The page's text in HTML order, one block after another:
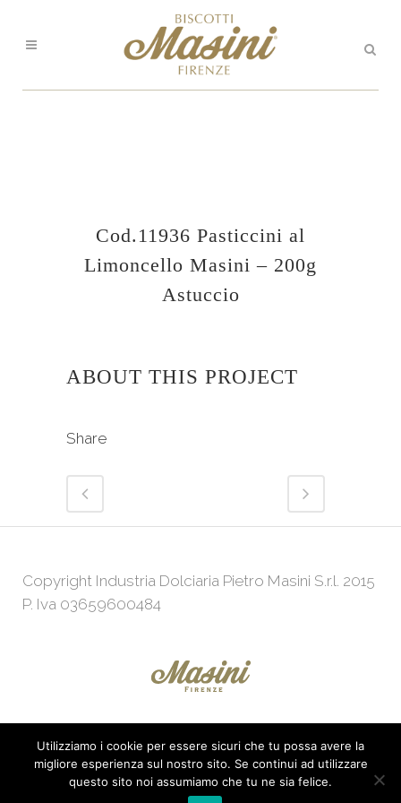
Cod.11936 Pasticcini al
Limoncello Masini – 200g
Astuccio
ABOUT THIS PROJECT
Share
Copyright Industria Dolciaria Pietro Masini S.r.l. 2015
P. Iva 03659600484
Powered byWeb Agency KeepUp
Utilizziamo i cookie per essere sicuri che tu possa avere la
migliore esperienza sul nostro sito. Se continui ad utilizzare
questo sito noi assumiamo che tu ne sia felice.